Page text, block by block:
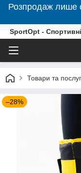
Розпродаж лише
SportOpt -
Товари та
–28%